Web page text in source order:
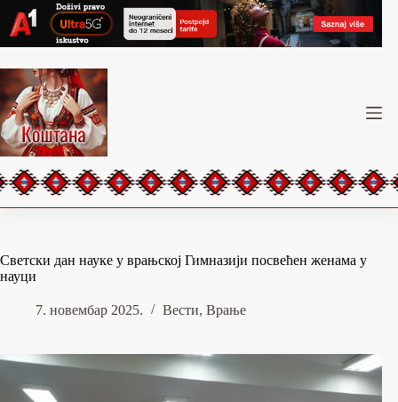
content
Светски дан науке у врањској Гимназији посвећен женама у
науци
7. новембар 2025. Вести, Врање